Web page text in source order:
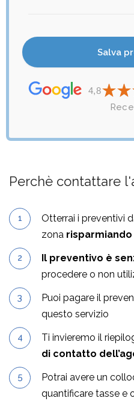
4,8
Perchè contattare
Otterrai i preventivi
zona
Il preventivo è
procedere o non
Puoi pagare il
questo servizio
Ti invieremo il
di contatto
Potrai avere un
quantificare tasse e